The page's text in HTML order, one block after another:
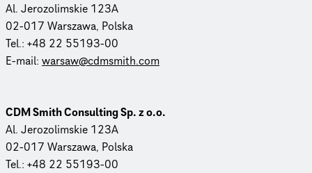
Al. Jero­zo­lim­skie 123A
02-017 Warszawa, Polska
Tel.: +48 22 55193-00
E-mail: warsaw@cdmsmith.com
CDM Smith Consulting Sp. z o.o.
Al. Jero­zo­lim­skie 123A
02-017 Warszawa, Polska
Tel.: +48 22 55193-00